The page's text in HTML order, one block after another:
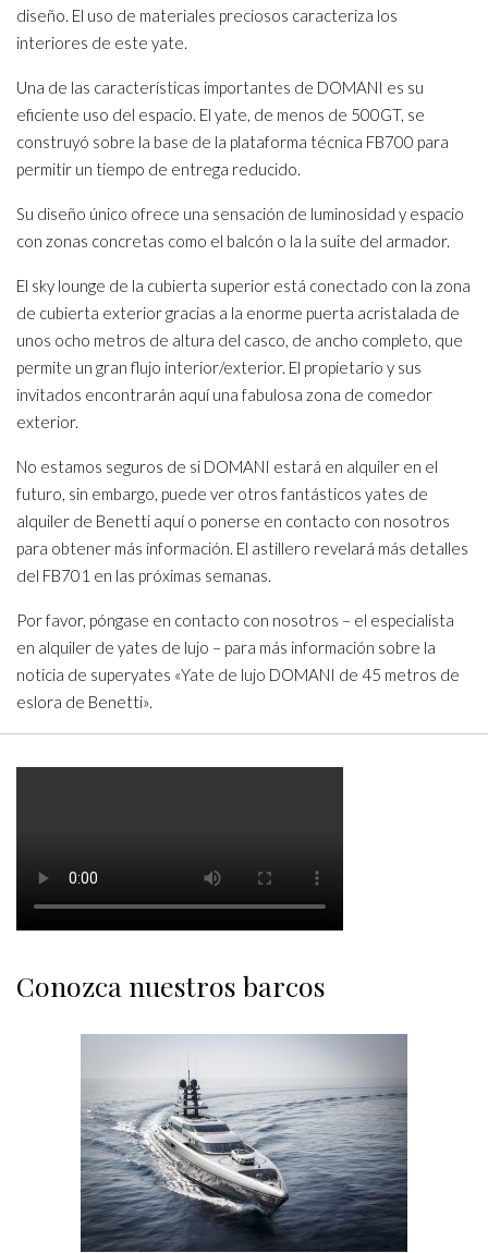
diseño. El uso de materiales preciosos caracteriza los
interiores de este yate.
Una de las características importantes de DOMANI es su
eficiente uso del espacio. El yate, de menos de 500GT, se
construyó sobre la base de la plataforma técnica FB700 para
permitir un tiempo de entrega reducido.
Su diseño único ofrece una sensación de luminosidad y espacio
con zonas concretas como el balcón o la la suite del armador.
El sky lounge de la cubierta superior está conectado con la zona
de cubierta exterior gracias a la enorme puerta acristalada de
unos ocho metros de altura del casco, de ancho completo, que
permite un gran flujo interior/exterior. El propietario y sus
invitados encontrarán aquí una fabulosa zona de comedor
exterior.
No estamos seguros de si DOMANI estará en alquiler en el
futuro, sin embargo, puede ver otros fantásticos yates de
alquiler de Benetti aquí o ponerse en contacto con nosotros
para obtener más información. El astillero revelará más detalles
del FB701 en las próximas semanas.
Por favor, póngase en contacto con nosotros – el especialista
en alquiler de yates de lujo – para más información sobre la
noticia de superyates «Yate de lujo DOMANI de 45 metros de
eslora de Benetti».
Conozca nuestros barcos